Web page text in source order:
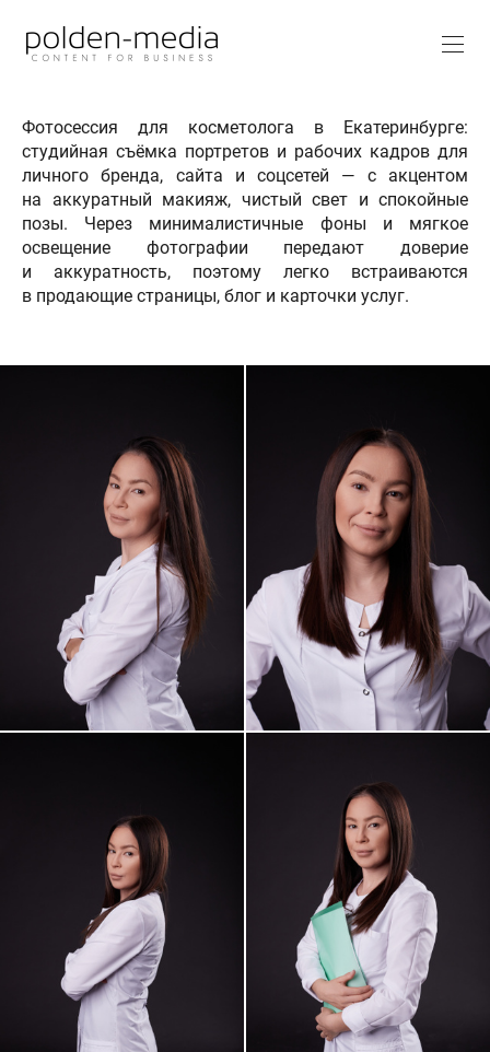
Фотосессия для косметолога в Екатеринбурге:
студийная съёмка портретов и рабочих кадров для
личного бренда, сайта и соцсетей — с акцентом
на аккуратный макияж, чистый свет и спокойные
позы. Через минималистичные фоны и мягкое
освещение фотографии передают доверие
и аккуратность, поэтому легко встраиваются
в продающие страницы, блог и карточки услуг.